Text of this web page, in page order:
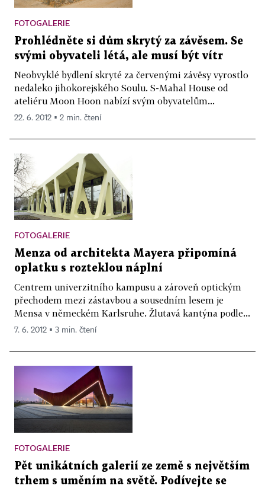
FOTOGALERIE
Prohlédněte si dům skrytý za závěsem. Se
svými obyvateli létá, ale musí být vítr
Neobvyklé bydlení skryté za červenými závěsy vyrostlo
nedaleko jihokorejského Soulu. S-Mahal House od
ateliéru Moon Hoon nabízí svým obyvatelům...
22. 6. 2012 ▪ 2 min. čtení
FOTOGALERIE
Menza od architekta Mayera připomíná
oplatku s rozteklou náplní
Centrem univerzitního kampusu a zároveň optickým
přechodem mezi zástavbou a sousedním lesem je
Mensa v německém Karlsruhe. Žlutavá kantýna podle...
7. 6. 2012 ▪ 3 min. čtení
FOTOGALERIE
Pět unikátních galerií ze země s největším
trhem s uměním na světě. Podívejte se